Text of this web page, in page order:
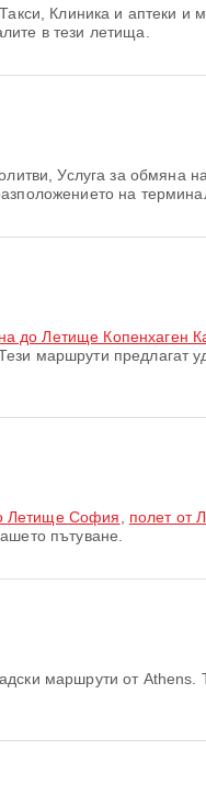
Клиника и аптеки и
в тези летища.
Услуга за обмяна
на
до Летище Копенхаген
маршрути предлагат
Летище София
полет от
пътуване.
маршрути от Athens.